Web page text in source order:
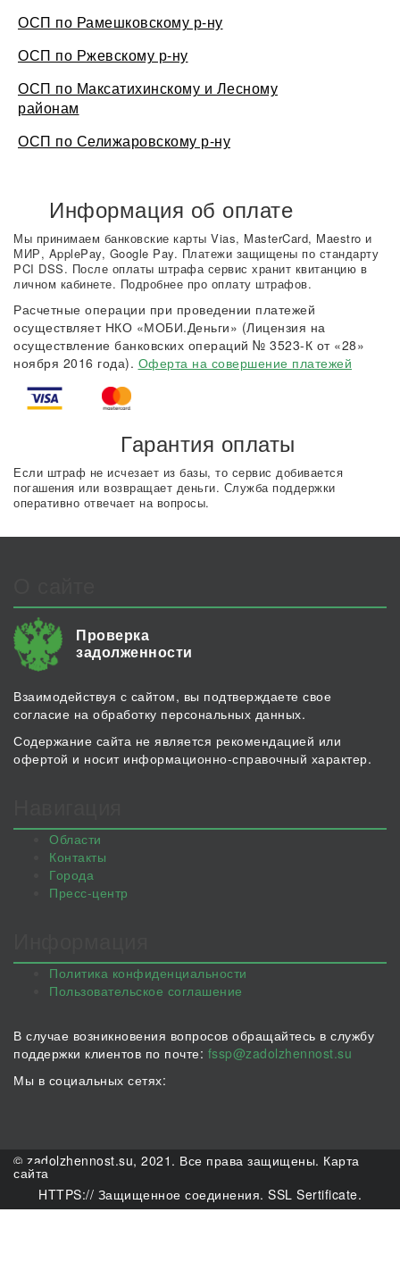
ОСП по Рамешковскому р-ну
ОСП по Ржевскому р-ну
ОСП по Максатихинскому и Лесному
районам
ОСП по Селижаровскому р-ну
Информация об оплате
Мы принимаем банковские карты Vias, MasterCard, Maestro и
МИР, ApplePay, Google Pay. Платежи защищены по стандарту
PCI DSS. После оплаты штрафа сервис хранит квитанцию в
личном кабинете. Подробнее про оплату штрафов.
Расчетные операции при проведении платежей
осуществляет НКО «МОБИ.Деньги» (Лицензия на
осуществление банковских операций № 3523-К от «28»
ноября 2016 года). Оферта на совершение платежей
Гарантия оплаты
Если штраф не исчезает из базы, то сервис добивается
погашения или возвращает деньги. Служба поддержки
оперативно отвечает на вопросы.
Проверка
задолженности
Взаимодействуя с сайтом, вы подтверждаете свое
согласие на обработку персональных данных.
Содержание сайта не является рекомендацией или
офертой и носит информационно-справочный характер.
Области
Контакты
Города
Пресс-центр
Политика конфиденциальности
Пользовательское соглашение
В случае возникновения вопросов обращайтесь в службу
поддержки клиентов по почте: fssp@zadolzhennost.su
Мы в социальных сетях:
© zadolzhennost.su, 2021. Все права защищены. Карта
сайта
HTTPS:// Защищенное соединения. SSL Sertificate.